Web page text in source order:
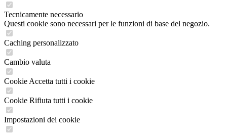
Tecnicamente necessario
Questi cookie sono necessari per le funzioni di base del negozio.
Caching personalizzato
Cambio valuta
Cookie Accetta tutti i cookie
Cookie Rifiuta tutti i cookie
Impostazioni dei cookie